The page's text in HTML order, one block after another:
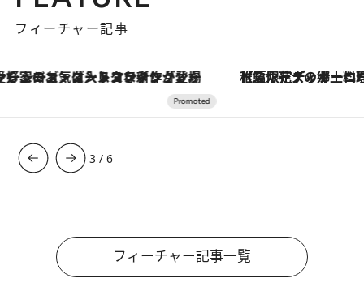
フィーチャー記事
【夏限定ディナーコース】旬を迎える稚鮎や花ズッキーニなどをイタリア・トスカーナの郷土料理の手法で満喫！
3 /6
フィーチャー記事一覧